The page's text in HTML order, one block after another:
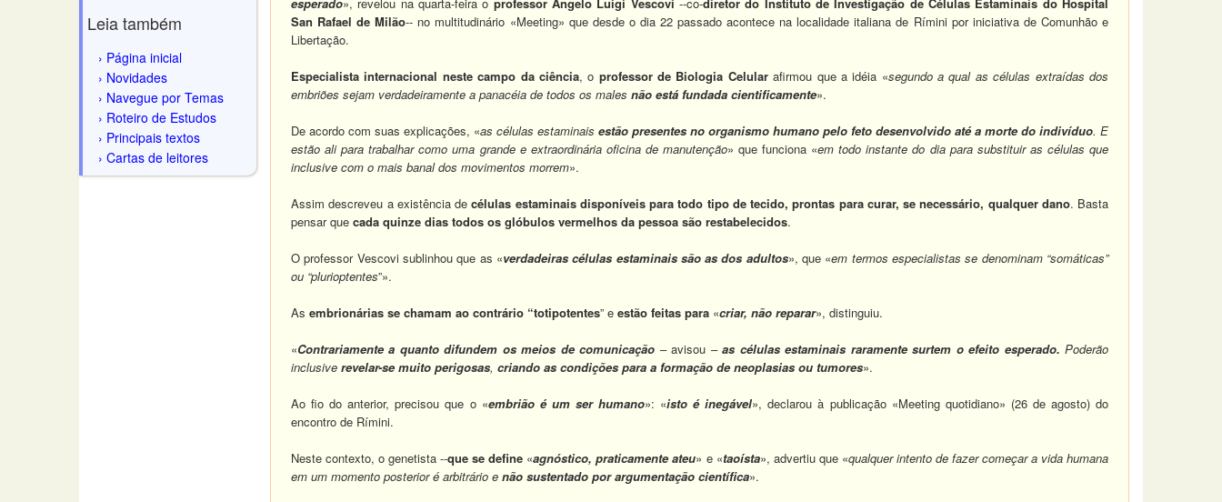
Leia também
Página inicial
Novidades
Navegue por Temas
Roteiro de Estudos
Principais textos
Cartas de leitores
San Rafael de Milão-- no multitudinário «Meeting» que desde o dia 22 passado acontece na localidade italiana de Rímini por iniciativa de Comunhão e
Libertação.
Especialista internacional neste campo da ciência, o professor de Biologia Celularafirmou que a idéia «segundo a qual as células extraídas dos
embriões sejam verdadeiramente a panacéia de todos os males não está fundada cientificamente».
De acordo com suas explicações, «as células estaminais estão presentes no organismo humano pelo feto desenvolvido até a morte do indivíduo. E
estão ali para trabalhar como uma grande e extraordinária oficina de manutenção» que funciona «em todo instante do dia para substituir as células que
inclusive com o mais banal dos movimentos morrem».
Assim descreveu a existência decélulas estaminais disponíveis para todo tipo de tecido, prontas para curar, se necessário, qualquer dano. Basta
pensar que cada quinze dias todos os glóbulos vermelhos da pessoa são restabelecidos.
O professor Vescovi sublinhou que as «verdadeiras células estaminais são as dos adultos», que «em termos especialistas se denominam “somáticas”
ou “plurioptentes”».
As embrionárias se chamam ao contrário “totipotentes” e estão feitas para «criar, não reparar», distinguiu.
«Contrariamente a quanto difundem os meios de comunicação – avisou –as células estaminais raramente surtem o efeito esperado. Poderão
inclusive revelar-se muito perigosas, criando as condições para a formação de neoplasias ou tumores».
Ao fio do anterior, precisou que o «embrião é um ser humano»: «isto é inegável», declarou à publicação «Meeting quotidiano» (26 de agosto) do
encontro de Rímini.
Neste contexto, o genetista --que se define «agnóstico, praticamente ateu» e «taoísta», advertiu que «qualquer intento de fazer começar a vida humana
em um momento posterior é arbitrário e não sustentado por argumentação científica».